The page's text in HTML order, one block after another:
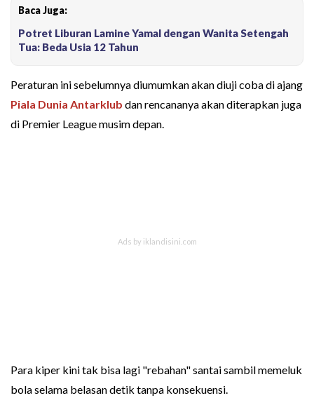
Baca Juga:
Potret Liburan Lamine Yamal dengan Wanita Setengah
Tua: Beda Usia 12 Tahun
Peraturan ini sebelumnya diumumkan akan diuji coba di ajang
Piala Dunia Antarklub dan rencananya akan diterapkan juga
di Premier League musim depan.
Para kiper kini tak bisa lagi "rebahan" santai sambil memeluk
bola selama belasan detik tanpa konsekuensi.